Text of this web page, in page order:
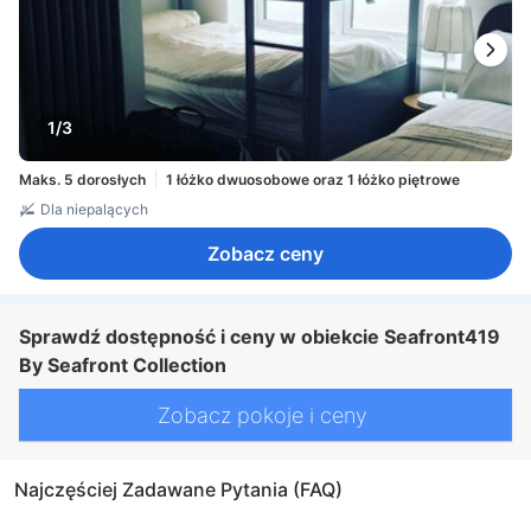
1/3
Maks. 5 dorosłych
1 łóżko dwuosobowe oraz 1 łóżko piętrowe
Dla niepalących
Zobacz ceny
Sprawdź dostępność i ceny w obiekcie Seafront419
By Seafront Collection
Zobacz pokoje i ceny
Najczęściej Zadawane Pytania (FAQ)